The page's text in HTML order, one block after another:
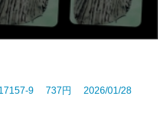
9 737円 2026/01/28